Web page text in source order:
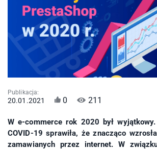
Publikacja:
20.01.2021 0 211
W e-commerce rok 2020 był
COVID-19 sprawiła, że znacząco
zamawianych przez internet. W